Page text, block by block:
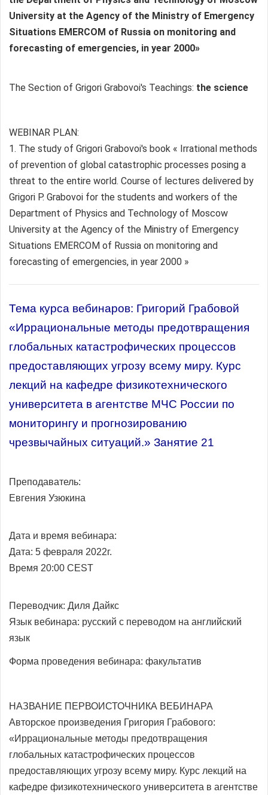
University at the Agency of the Ministry of Emergency
Situations EMERCOM of Russia on monitoring and
forecasting of emergencies, in year 2000»
The Section of Grigori Grabovoi's Teachings: the science
WEBINAR PLAN:
1. The study of Grigori Grabovoi's book « Irrational methods
of prevention of global catastrophic processes posing a
threat to the entire world. Course of lectures delivered by
Grigori P. Grabovoi for the students and workers of the
Department of Physics and Technology of Moscow
University at the Agency of the Ministry of Emergency
Situations EMERCOM of Russia on monitoring and
forecasting of emergencies, in year 2000 »
Тема курса вебинаров: Григорий Грабовой
«Иррациональные методы предотвращения
глобальных катастрофических процессов
предоставляющих угрозу всему миру. Курс
лекций на кафедре физикотехнического
университета в агентстве МЧС России по
мониторингу и прогнозированию
чрезвычайных ситуаций.» Занятие 21
Преподаватель:
Евгения Узюкина
Дата и время вебинара:
Дата: 5 февраля 2022г.
Время 20:00 CEST
Переводчик: Диля Дайкс
Язык вебинара: русский с переводом на английский
язык
Форма проведения вебинара: факультатив
НАЗВАНИЕ ПЕРВОИСТОЧНИКА ВЕБИНАРА
Авторское произведения Григория Грабового:
«Иррациональные методы предотвращения
глобальных катастрофических процессов
предоставляющих угрозу всему миру. Курс лекций на
кафедре физикотехнического университета в агентстве